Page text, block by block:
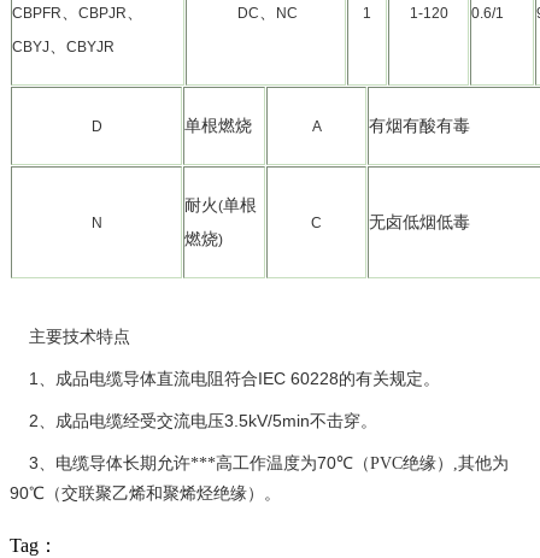
CBPFR 、CBPJR
CBYJ 、CBYJR
DC NC 1 1-120 0.6/1
D 单根燃烧 A 有烟有酸有毒
N
耐火(单根
燃烧)
C 无卤低烟低毒
主要技术特点
1、成品电缆导体直流电阻符合IEC 60228的有关规定。
2、成品电缆经受交流电压3.5kV/5min不击穿。
3、电缆导体长期允许***高工作温度为70℃ （PVC绝缘）,其他为
90℃ （交联聚乙烯和聚烯烃绝缘）。
Tag：